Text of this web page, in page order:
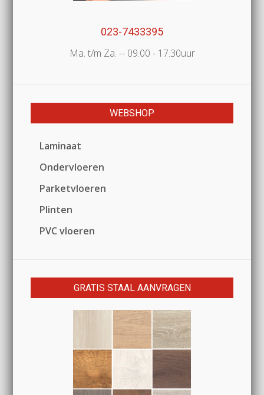
023-7433395
Ma. t/m Za. -- 09.00 - 17.30uur
WEBSHOP
Laminaat
Ondervloeren
Parketvloeren
Plinten
PVC vloeren
GRATIS STAAL AANVRAGEN